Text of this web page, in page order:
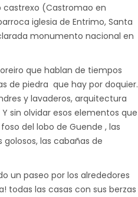
castrexo (Castromao en
iglesia de Entrimo, Santa
monumento nacional en
que hablan de tiempos
de piedra que hay por doquier.
y lavaderos, arquitectura
sin olvidar esos elementos que
del lobo de Guende , las
las cabañas de
un paseo por los alrededores
todas las casas con sus berzas